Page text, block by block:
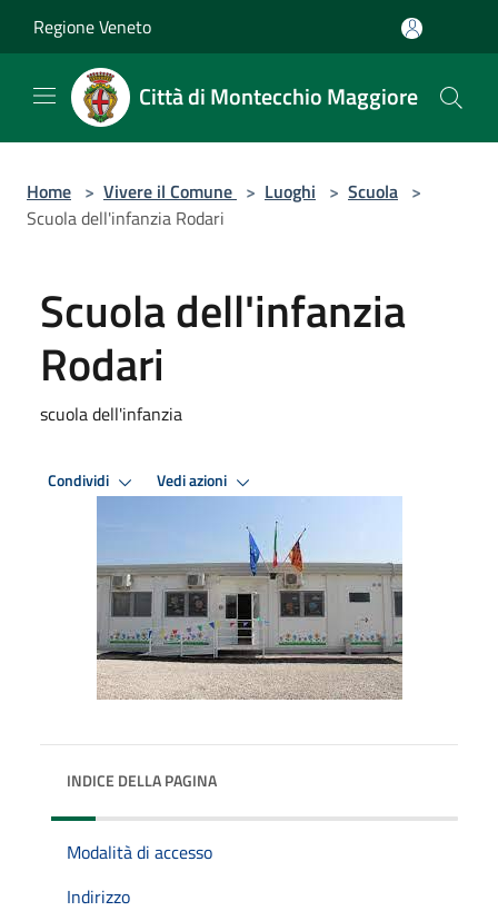
Regione Veneto
Città di Montecchio Maggiore
Home > Vivere il Comune > Luoghi > Scuola >
Scuola dell'infanzia Rodari
Scuola dell'infanzia
Rodari
scuola dell'infanzia
Condividi Vedi azioni
INDICE DELLA PAGINA
Modalità di accesso
Indirizzo